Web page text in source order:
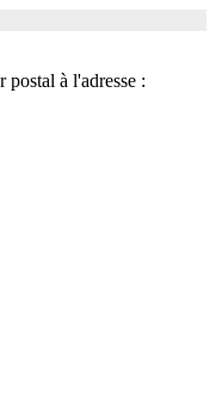
postal à l'adresse :